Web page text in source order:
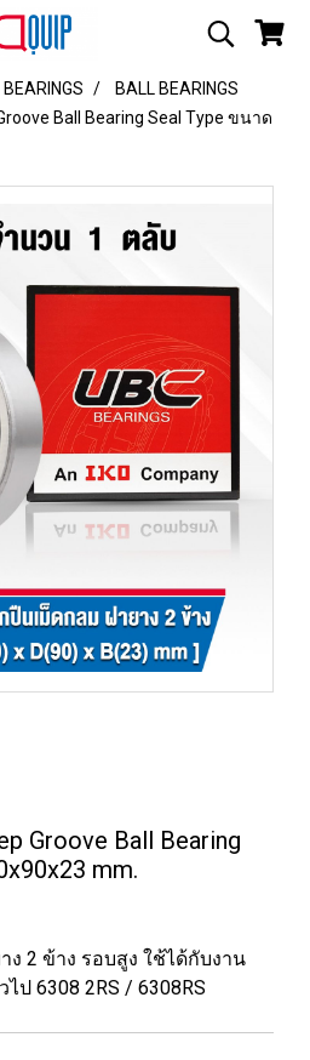
BEARINGS
BALL BEARINGS
Ball Bearing Seal Type ขนาด
Groove Ball Bearing
mm.
ง 2 ข้าง รอบสูง ใช้ได้กับงาน
ป 6308 2RS / 6308RS